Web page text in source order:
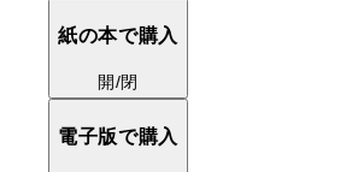
紙の本で購入
開/閉
電子版で購入